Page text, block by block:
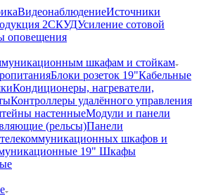
ВидеонаблюдениеИсточники
2СКУДУсиление сотовой
оповещения
шкафам и стойкам
Блоки розеток 19"Кабельные
Кондиционеры, нагреватели,
Контроллеры удалённого управления
настенныеМодули и панели
(рельсы)Панели
шкафов и
19" Шкафы